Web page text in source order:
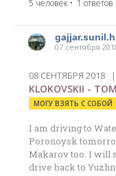
5 человек • 1 ответов
gajjar.sunil.h
07 сентября
08 СЕНТЯБРЯ 2018 |
KLOKOVSKII -
МОГУ ВЗЯТЬ С СОБОЙ
I am driving to
Poronoysk
Makarov too. I will
drive back to